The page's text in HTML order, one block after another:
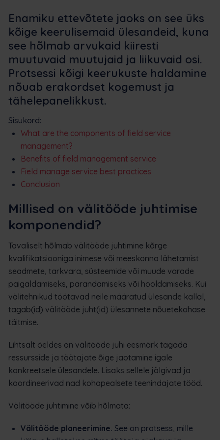
Enamiku ettevõtete jaoks on see üks
kõige keerulisemaid ülesandeid, kuna
see hõlmab arvukaid kiiresti
muutuvaid muutujaid ja liikuvaid osi.
Protsessi kõigi keerukuste haldamine
nõuab erakordset kogemust ja
tähelepanelikkust.
Sisukord:
What are the components of field service
management?
Benefits of field management service
Field manage service best practices
Conclusion
Millised on välitööde juhtimise
komponendid?
Tavaliselt hõlmab välitööde juhtimine kõrge
kvalifikatsiooniga inimese või meeskonna lähetamist
seadmete, tarkvara, süsteemide või muude varade
paigaldamiseks, parandamiseks või hooldamiseks. Kui
välitehnikud töötavad neile määratud ülesande kallal,
tagab(id) välitööde juht(id) ülesannete nõuetekohase
täitmise.
Lihtsalt öeldes on välitööde juhi eesmärk tagada
ressursside ja töötajate õige jaotamine igale
konkreetsele ülesandele. Lisaks sellele jälgivad ja
koordineerivad nad kohapealsete teenindajate tööd.
Välitööde juhtimine võib hõlmata:
Välitööde planeerimine. See on protsess, mille